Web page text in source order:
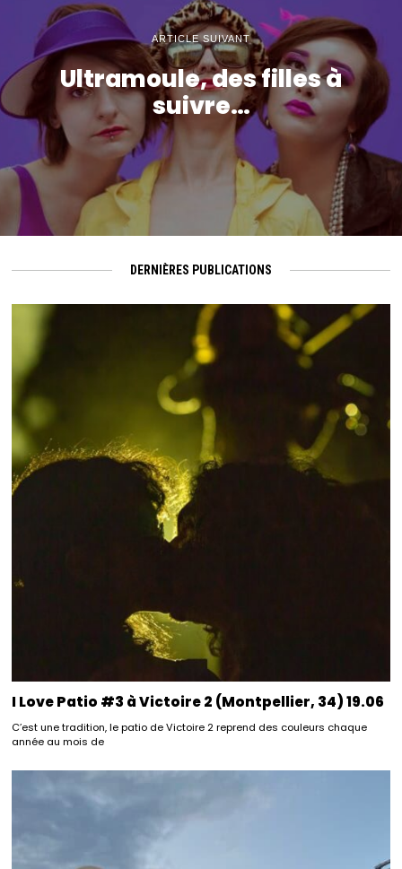
ARTICLE SUIVANT
Ultramoule, des filles à
suivre…
DERNIÈRES PUBLICATIONS
I Love Patio #3 à Victoire 2 (Montpellier, 34) 19.06
C’est une tradition, le patio de Victoire 2 reprend des couleurs chaque
année au mois de